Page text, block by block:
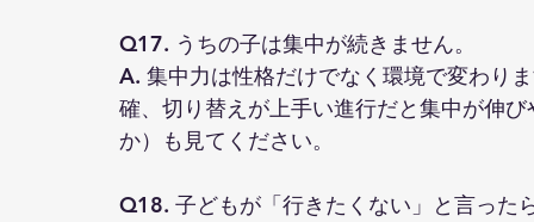
Q17. うちの子は集中が続きません。
A. 集中力は性格だけでなく環境で変わり
確、切り替えが上手い進行だと集中が伸
か）も見てください。
Q18. 子どもが「行きたくない」と言った